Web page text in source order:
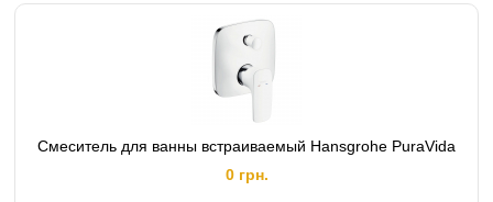
Смеситель для ванны встраиваемый Hansgrohe PuraVida
0 грн.